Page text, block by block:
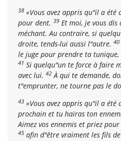
38 «Vous avez appris qu"il a
pour dent. 39 Et moi, je vous dis
méchant. Au contraire, si
droite, tends-lui aussi l"autre. 40
le juge pour prendre ta
41 Si quelqu"un te force à faire
avec lui. 42 À qui te demande,
t"emprunter, ne tourne pas le
43 «Vous avez appris qu"il a été
prochain et tu haïras ton
Aimez vos ennemis et priez
45 afin d"être vraiment les fils